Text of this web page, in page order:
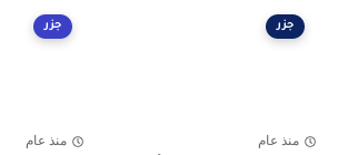
جزر
منذ عام
جزر
منذ عام